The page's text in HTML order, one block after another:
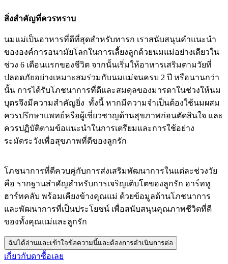
สิ่งสำคัญที่ควรทราบ
นมแม่เป็นอาหารที่ดีที่สุดสำหรับทารก เราสนับสนุนคำแนะนำ
ขององค์การอนามัยโลกในการเลี้ยงลูกด้วยนมแม่อย่างเดียวใน
ช่วง 6 เดือนแรกของชีวิต จากนั้นเริ่มให้อาหารเสริมตามวัยที่
ปลอดภัยอย่างเหมาะสมร่วมกับนมแม่จนครบ 2 ปี หรือนานกว่า
นั้น การได้รับโภชนาการที่ดีและสมดุลของมารดาในช่วงให้นม
บุตรจึงมีความสำคัญยิ่ง ทั้งนี้ หากมีความจำเป็นต้องใช้นมผสม
ควรปรึกษาแพทย์หรือผู้เชี่ยวชาญด้านสุขภาพก่อนตัดสินใจ และ
ควรปฏิบัติตามข้อแนะนำในการเตรียมและการใช้อย่าง
ระมัดระวังเพื่อสุขภาพที่ดีของลูกรัก
โภชนาการที่ดีควบคู่กับการส่งเสริมพัฒนาการในแต่ละช่วงวัย
คือ รากฐานสำคัญสำหรับการเจริญเติบโตของลูกรัก ฮาร์ททู
ฮาร์ทคลับ พร้อมเคียงข้างคุณแม่ ด้วยข้อมูลด้านโภชนาการ
และพัฒนาการที่เป็นประโยชน์ เพื่อสนับสนุนคุณภาพชีวิตที่ดี
ของทั้งคุณแม่และลูกรัก
ฉันได้อ่านและเข้าใจข้อความนี้และต้องการดำเนินการต่อ
เกี่ยวกับดาซื้อเลย